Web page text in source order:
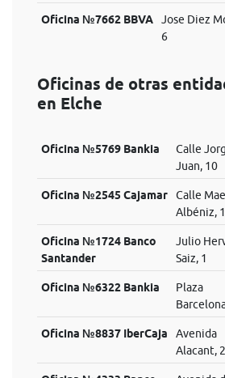
Oficina №7662 BBVA
Jose Diez
6
Oficinas de otras
en Elche
Oficina №5769 Bankia
Calle
Juan, 10
Oficina №2545 Cajamar
Calle
Albéniz,
Oficina №1724 Banco
Santander
Julio
Saiz, 1
Oficina №6322 Bankia
Plaza
Oficina №8837 IberCaja
Avenida
Alacant,